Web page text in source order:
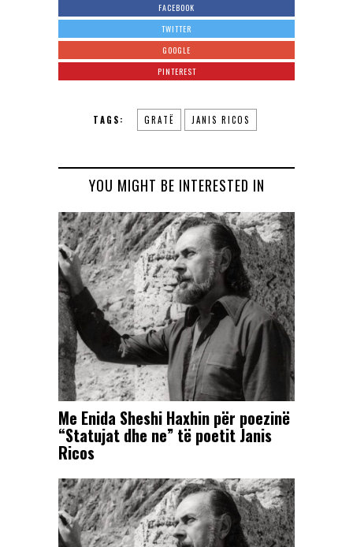
FACEBOOK
TWITTER
GOOGLE
PINTEREST
TAGS: GRATË JANIS RICOS
YOU MIGHT BE INTERESTED IN
Me Enida Sheshi Haxhin për poezinë
“Statujat dhe ne” të poetit Janis
Ricos